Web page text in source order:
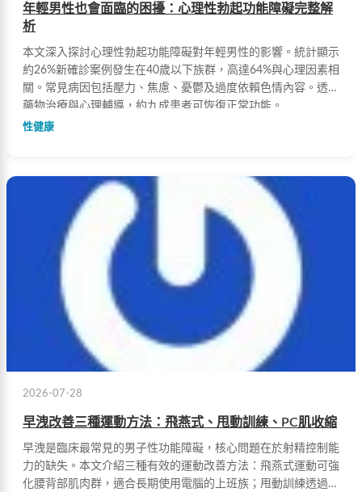
年輕男性也會面臨的困擾：心理性勃起功能障礙完整解
析
本文深入探討心理性勃起功能障礙對年輕男性的影響。統計顯示
約26%新確診案例發生在40歲以下族群，高達64%與心理因素相
關。常見病因包括壓力、焦慮、憂鬱及過度依賴色情內容。透過
藥物治療與心理輔導，約九成患者可恢復正常功能。
性健康
2026-07-28
早洩改善三種運動方法：飛燕式、甩動訓練、PC肌收縮
早洩是臨床最常見的男子性功能障礙，核心問題在於射精控制能
力的缺失。本文介紹三種有效的運動改善方法：飛燕式運動可強
化腰背部肌肉群，適合長期使用電腦的上班族；甩動訓練透過有